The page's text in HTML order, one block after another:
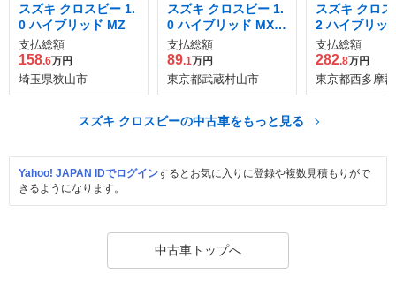
スズキ クロスビー 1.
0 ハイブリッド MZ
支払総額
158.6万円
埼玉県狭山市
スズキ クロスビー 1.
0 ハイブリッド MX
スズキ セーフティ サ
ポートパッケージ装
着車
支払総額
89.1万円
東京都武蔵村山市
スズキ クロ
2 ハイブリッ
支払総額
282.8万円
東京都西多摩
スズキ クロスビーの中古車をもっと見る
Yahoo! JAPAN IDでログインするとお気に入りに登録や複数見積もりがで
きるようになります。
中古車トップへ